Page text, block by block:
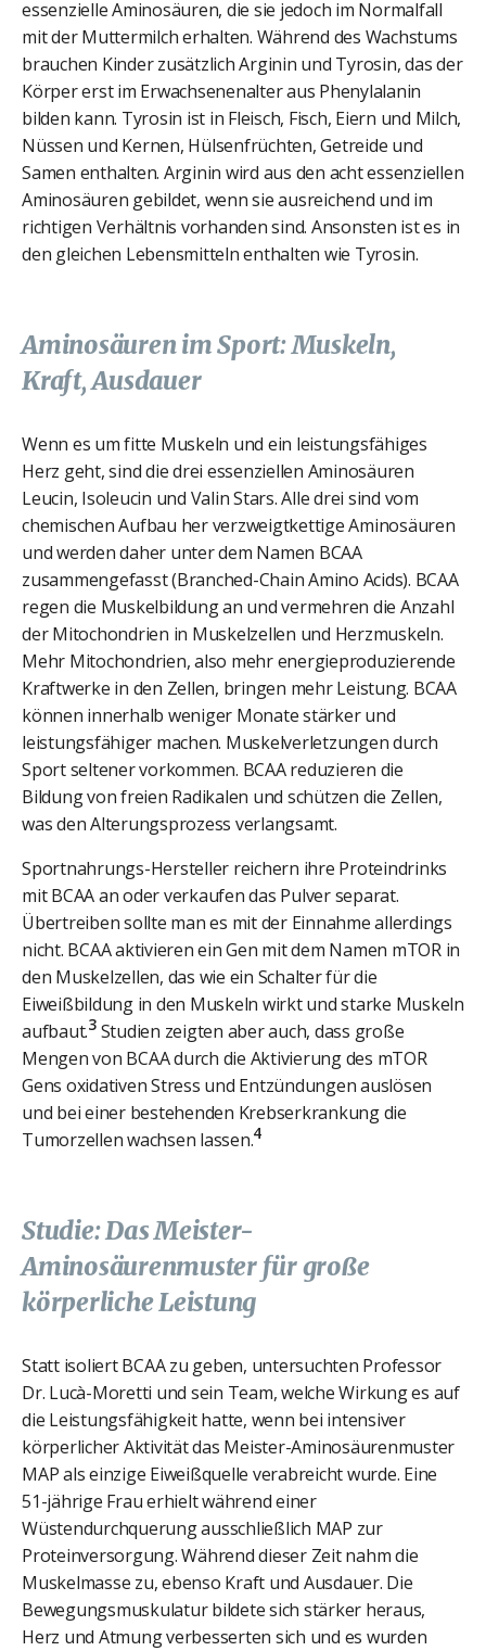
essenzielle Aminosäuren, die sie jedoch im Normalfall
mit der Muttermilch erhalten. Während des Wachstums
brauchen Kinder zusätzlich Arginin und Tyrosin, das der
Körper erst im Erwachsenenalter aus Phenylalanin
bilden kann. Tyrosin ist in Fleisch, Fisch, Eiern und Milch,
Nüssen und Kernen, Hülsenfrüchten, Getreide und
Samen enthalten. Arginin wird aus den acht essenziellen
Aminosäuren gebildet, wenn sie ausreichend und im
richtigen Verhältnis vorhanden sind. Ansonsten ist es in
den gleichen Lebensmitteln enthalten wie Tyrosin.
Aminosäuren im Sport: Muskeln,
Kraft, Ausdauer
Wenn es um fitte Muskeln und ein leistungsfähiges
Herz geht, sind die drei essenziellen Aminosäuren
Leucin, Isoleucin und Valin Stars. Alle drei sind vom
chemischen Aufbau her verzweigtkettige Aminosäuren
und werden daher unter dem Namen BCAA
zusammengefasst (Branched-Chain Amino Acids). BCAA
regen die Muskelbildung an und vermehren die Anzahl
der Mitochondrien in Muskelzellen und Herzmuskeln.
Mehr Mitochondrien, also mehr energieproduzierende
Kraftwerke in den Zellen, bringen mehr Leistung. BCAA
können innerhalb weniger Monate stärker und
leistungsfähiger machen. Muskelverletzungen durch
Sport seltener vorkommen. BCAA reduzieren die
Bildung von freien Radikalen und schützen die Zellen,
was den Alterungsprozess verlangsamt.
Sportnahrungs-Hersteller reichern ihre Proteindrinks
mit BCAA an oder verkaufen das Pulver separat.
Übertreiben sollte man es mit der Einnahme allerdings
nicht. BCAA aktivieren ein Gen mit dem Namen mTOR in
den Muskelzellen, das wie ein Schalter für die
Eiweißbildung in den Muskeln wirkt und starke Muskeln
aufbaut.3Studien zeigten aber auch, dass große
Mengen von BCAA durch die Aktivierung des mTOR
Gens oxidativen Stress und Entzündungen auslösen
und bei einer bestehenden Krebserkrankung die
Tumorzellen wachsen lassen.4
Studie: Das Meister-
Aminosäurenmuster für große
körperliche Leistung
Statt isoliert BCAA zu geben, untersuchten Professor
Dr. Lucà-Moretti und sein Team, welche Wirkung es auf
die Leistungsfähigkeit hatte, wenn bei intensiver
körperlicher Aktivität das Meister-Aminosäurenmuster
MAP als einzige Eiweißquelle verabreicht wurde. Eine
51-jährige Frau erhielt während einer
Wüstendurchquerung ausschließlich MAP zur
Proteinversorgung. Während dieser Zeit nahm die
Muskelmasse zu, ebenso Kraft und Ausdauer. Die
Bewegungsmuskulatur bildete sich stärker heraus,
Herz und Atmung verbesserten sich und es wurden